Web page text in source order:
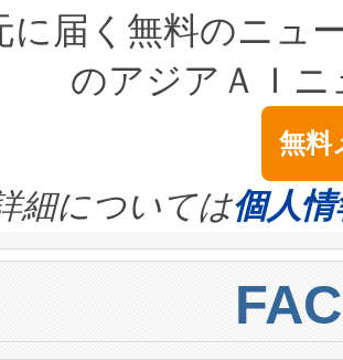
任者（CEO）であ
社のfully-connected
用すれば、6,000万
この効率性は、フェ
ル契約（SLA）違
能の劣化によるダウ
在データセンターが
provides a
reliability for AI
to ensure battery
は、ai&のAI
ム統合、試運転、
ル範囲を検出
Inspections,
レーザーを搭載。
径化を実現すること
マルモードでは、
で検出でき、これ
て約600メートルに
率10％のターゲッ
に届く無料のニュ
のアジアＡＩ
無料
細については個人